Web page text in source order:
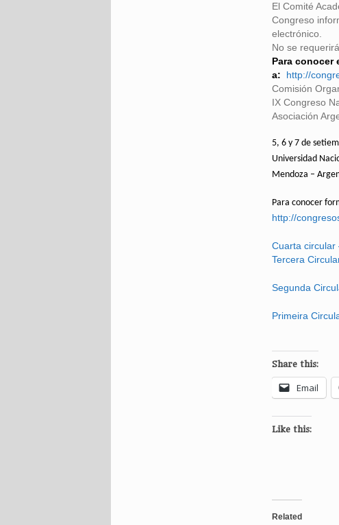
El Comité
Congreso
electrónico.
No se
Para conocer
a:
http://
Comisión
IX Congreso
Asociación
5, 6 y 7 de
Universidad
Mendoza –
Para conocer
http://
Cuarta circular
Tercera
Segunda
Primeira
Share this:
Email
Like this:
Related